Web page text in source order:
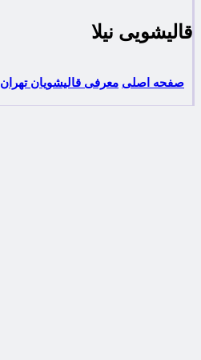
قالیشویی نیلا
صفحه اصلی معرفی قالیشویان تهران